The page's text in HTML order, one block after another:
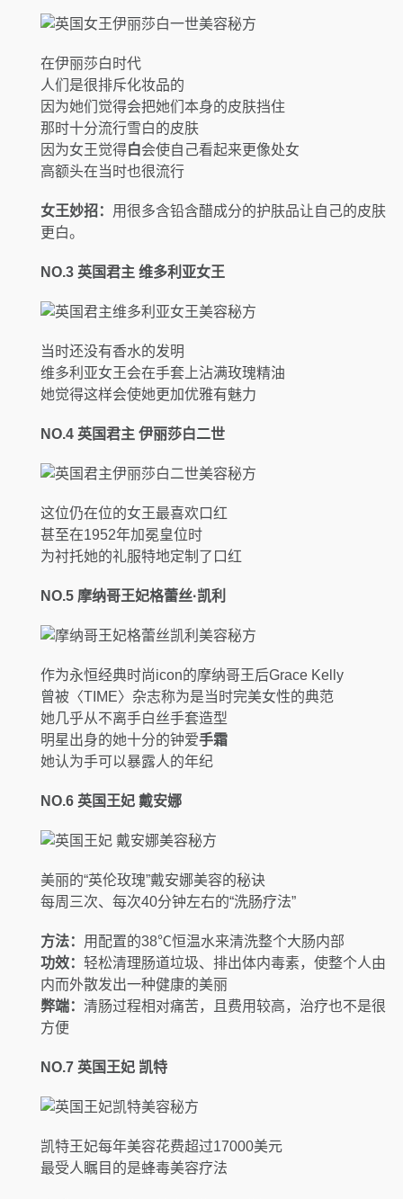
在伊丽莎白时代
人们是很排斥化妆品的
因为她们觉得会把她们本身的皮肤挡住
那时十分流行雪白的皮肤
因为女王觉得白会使自己看起来更像处女
高额头在当时也很流行
女王妙招： 用很多含铅含醋成分的护肤品让自己的皮肤
更白。
NO.3 英国君主 维多利亚女王
当时还没有香水的发明
维多利亚女王会在手套上沾满玫瑰精油
她觉得这样会使她更加优雅有魅力
NO.4 英国君主 伊丽莎白二世
这位仍在位的女王最喜欢口红
甚至在1952年加冕皇位时
为衬托她的礼服特地定制了口红
NO.5 摩纳哥王妃格蕾丝·凯利
作为永恒经典时尚icon的摩纳哥王后Grace Kelly
曾被〈TIME〉杂志称为是当时完美女性的典范
她几乎从不离手白丝手套造型
明星出身的她十分的钟爱手霜
她认为手可以暴露人的年纪
NO.6 英国王妃 戴安娜
美丽的“英伦玫瑰”戴安娜美容的秘诀
每周三次、每次40分钟左右的“洗肠疗法”
方法： 用配置的38℃恒温水来清洗整个大肠内部
功效： 轻松清理肠道垃圾、排出体内毒素，使整个人由
内而外散发出一种健康的美丽
弊端： 清肠过程相对痛苦，且费用较高，治疗也不是很
方便
NO.7 英国王妃 凯特
凯特王妃每年美容花费超过17000美元
最受人瞩目的是蜂毒美容疗法